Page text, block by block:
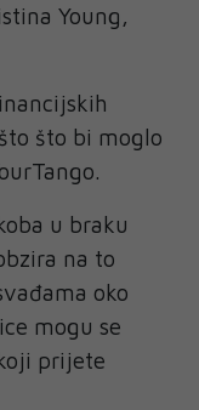
Young,
što bi moglo
u braku
na to
oko
mogu se
prijete